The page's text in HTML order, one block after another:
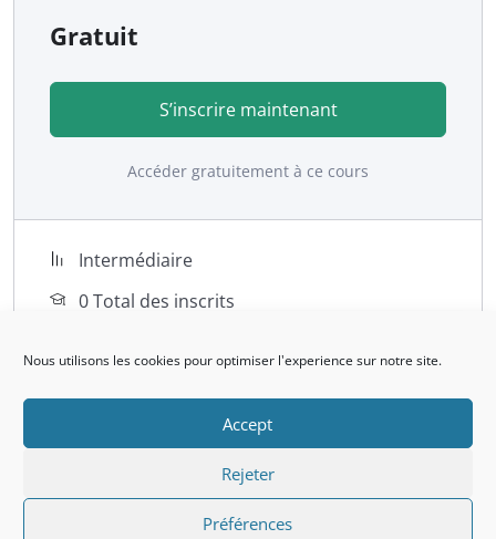
Nous utilisons les cookies pour optimiser l'experience sur notre site.
Accept
Rejeter
Préférences
Gratuit
S’inscrire maintenant
Accéder gratuitement à ce cours
Intermédiaire
0 Total des inscrits
à jour